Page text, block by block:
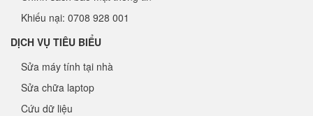
Khiếu nại: 0708 928 001
DỊCH VỤ TIÊU BIỂU
Sửa máy tính tại nhà
Sửa chữa laptop
Cứu dữ liệu